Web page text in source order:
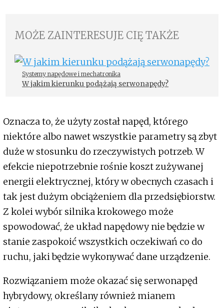
MOŻE ZAINTERESUJE CIĘ TAKŻE
Systemy napędowe i mechatronika
W jakim kierunku podążają serwonapędy?
Oznacza to, że użyty został napęd, którego
niektóre albo nawet wszystkie parametry są zbyt
duże w stosunku do rzeczywistych potrzeb. W
efekcie niepotrzebnie rośnie koszt zużywanej
energii elektrycznej, który w obecnych czasach i
tak jest dużym obciążeniem dla przedsiębiorstw.
Z kolei wybór silnika krokowego może
spowodować, że układ napędowy nie będzie w
stanie zaspokoić wszystkich oczekiwań co do
ruchu, jaki będzie wykonywać dane urządzenie.
Rozwiązaniem może okazać się serwonapęd
hybrydowy, określany również mianem